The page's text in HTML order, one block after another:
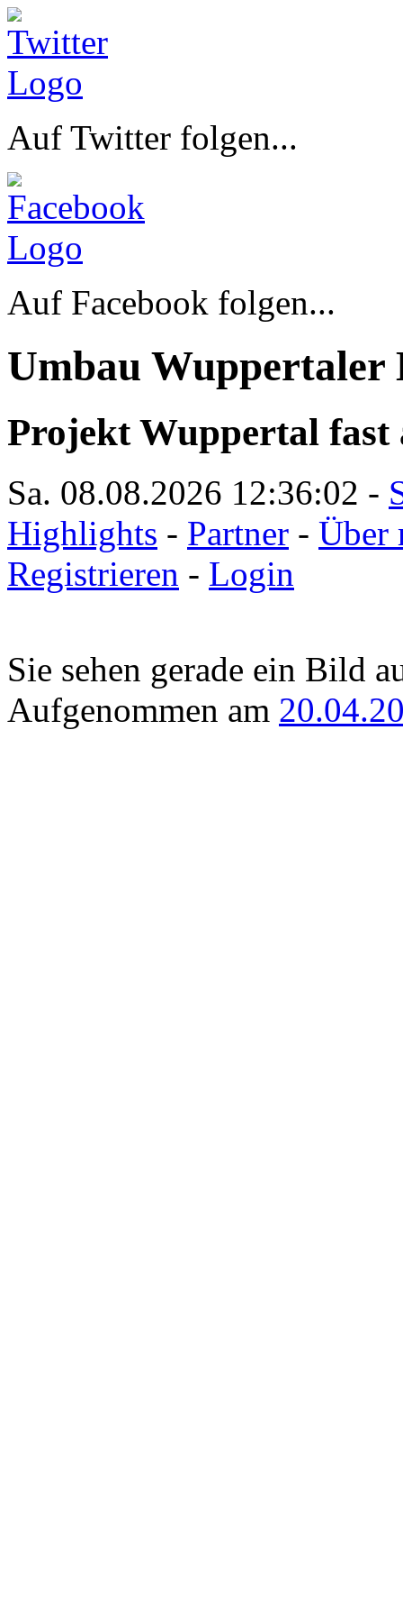
Auf Twitter folgen...
Auf Facebook folgen...
Umbau Wuppertaler
Projekt Wuppertal fast
Sa. 08.08.2026 12:36:02 -
Highlights - Partner - Über
Registrieren - Login
Sie sehen gerade ein Bild
Aufgenommen am